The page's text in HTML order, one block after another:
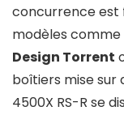
concurrence est
modèles comme
Design Torrent
boîtiers mise sur
4500X RS-R se